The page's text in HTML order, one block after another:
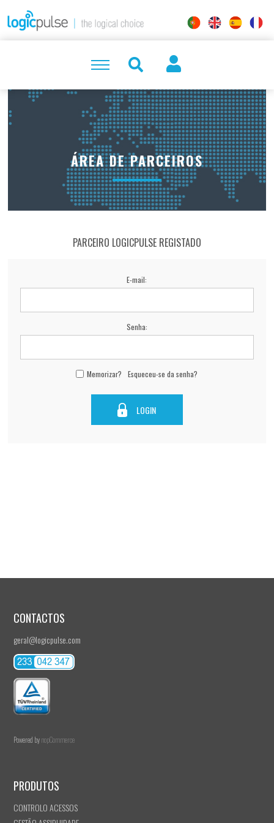
ÁREA DE PARCEIROS
PARCEIRO LOGICPULSE REGISTADO
E-mail:
Senha:
Memorizar? Esqueceu-se da senha?
LOGIN
CONTACTOS
geral@logicpulse.com
Powered bynopCommerce
PRODUTOS
CONTROLO ACESSOS